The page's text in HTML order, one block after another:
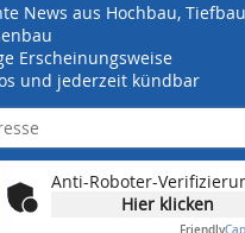
News aus Hochbau,
Erscheinungsweise
und jederzeit kündbar
Anti-Roboter-
Hier klicken